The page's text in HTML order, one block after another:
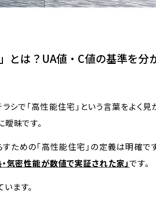
とは？UA値・C値の基準を分
で「高性能住宅」という言葉をよく見
昧です。
ための「高性能住宅」の定義は明確です
気密性能が数値で実証された家」です。
ます。